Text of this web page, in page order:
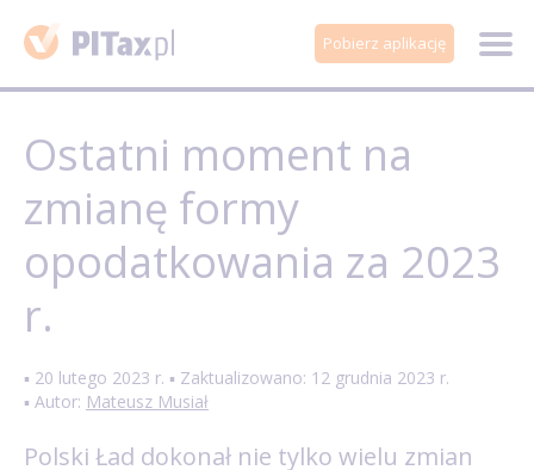
Pobierz aplikację
Ostatni moment na
zmianę formy
opodatkowania za 2023
r.
▪ 20 lutego 2023 r. ▪ Zaktualizowano: 12 grudnia 2023 r.
▪ Autor: Mateusz Musiał
Polski Ład dokonał nie tylko wielu zmian